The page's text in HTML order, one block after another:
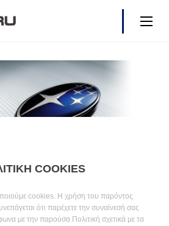
Δίκτυο
COOKIES
cookies. Η χρήση του παρόντος
ότι παρέχετε την συναίνεσή σας
με την παρούσα Πολιτική σχετικά με τα